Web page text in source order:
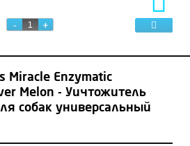
Miracle Enzymatic
Melon - Уичтожитель
собак универсальный